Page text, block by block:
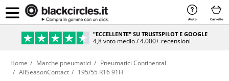
Aiuto Carrello
"ECCELLENTE" SU TRUSTSPILOT E GOOGLE
4,8 voto medio / 4.000+ recensioni
Home Marche pneumatici
Pneumatici Continental
AllSeasonContact
195/55 R16 91H